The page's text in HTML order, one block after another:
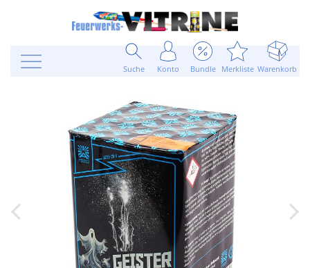
Suche Konto Bundle Merkliste Warenkorb